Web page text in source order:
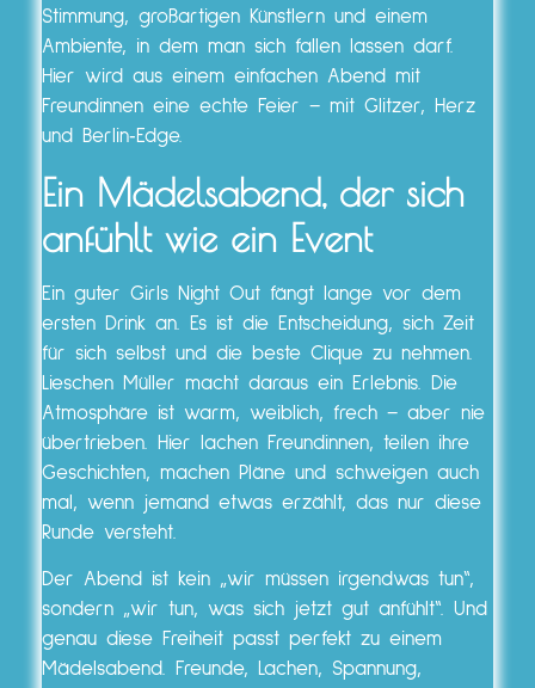
Stimmung, großartigen Künstlern und einem
Ambiente, in dem man sich fallen lassen darf.
Hier wird aus einem einfachen Abend mit
Freundinnen eine echte Feier – mit Glitzer, Herz
und Berlin‑Edge.
Ein Mädelsabend, der sich
anfühlt wie ein Event
Ein guter Girls Night Out fängt lange vor dem
ersten Drink an. Es ist die Entscheidung, sich Zeit
für sich selbst und die beste Clique zu nehmen.
Lieschen Müller macht daraus ein Erlebnis. Die
Atmosphäre ist warm, weiblich, frech – aber nie
übertrieben. Hier lachen Freundinnen, teilen ihre
Geschichten, machen Pläne und schweigen auch
mal, wenn jemand etwas erzählt, das nur diese
Runde versteht.
Der Abend ist kein „wir müssen irgendwas tun“,
sondern „wir tun, was sich jetzt gut anfühlt“. Und
genau diese Freiheit passt perfekt zu einem
Mädelsabend. Freunde, Lachen, Spannung,